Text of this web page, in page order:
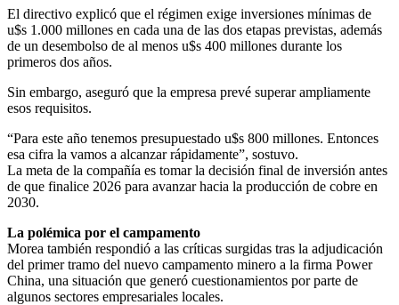
El directivo explicó que el régimen exige inversiones mínimas de
u$s 1.000 millones en cada una de las dos etapas previstas, además
de un desembolso de al menos u$s 400 millones durante los
primeros dos años.
Sin embargo, aseguró que la empresa prevé superar ampliamente
esos requisitos.
“Para este año tenemos presupuestado u$s 800 millones. Entonces
esa cifra la vamos a alcanzar rápidamente”, sostuvo.
La meta de la compañía es tomar la decisión final de inversión antes
de que finalice 2026 para avanzar hacia la producción de cobre en
2030.
La polémica por el campamento
Morea también respondió a las críticas surgidas tras la adjudicación
del primer tramo del nuevo campamento minero a la firma Power
China, una situación que generó cuestionamientos por parte de
algunos sectores empresariales locales.